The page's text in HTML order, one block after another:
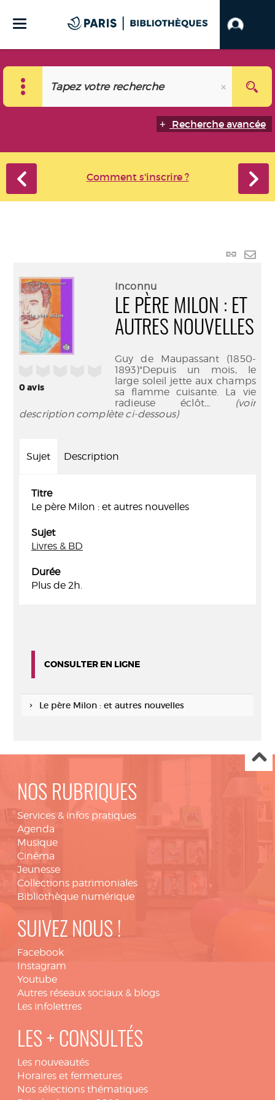
Recherche avancée
Comment s'inscrire ?
Lien
0avis
Inconnu
LE PÈRE MILON : ET
AUTRES NOUVELLES
Guy de Maupassant (1850-
1893)"Depuis un mois, le
large soleil jette aux champs
sa flamme cuisante. La vie
radieuse éclôt... (voir
description complète ci-dessous)
Sujet Description
Titre
Le père Milon : et autres nouvelles
Sujet
Livres & BD
Durée
Plus de 2h.
CONSULTER EN LIGNE
Le père Milon : et autres nouvelles
NOS RUBRIQUES
Services & infos pratiques
Agenda
Musique
Cinéma
Jeunesse
Collections patrimoniales
Bibliothèque numérique
SUIVEZ NOUS !
Facebook
Instagram
Youtube
Autres réseaux sociaux & blogs
Les infolettres
LES + CONSULTÉS
Les nouveautés
Horaires et fermetures
Nos sélections thématiques